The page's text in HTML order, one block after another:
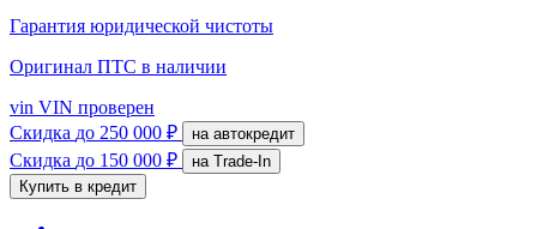
Гарантия юридической чистоты
Оригинал ПТС в наличии
vin VIN проверен
Скидка до 250 000 ₽ на автокредит
Скидка до 150 000 ₽
на Trade-In
Купить в кредит